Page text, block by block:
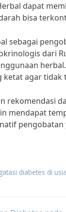
dapat
bisa
sebagai
dari
ketat agar
rekomendasi
mendapat
diabetes di